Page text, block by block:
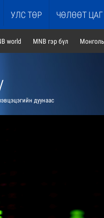
УЛС ТӨР ЧӨЛӨӨТ ЦАГ
world MNB гэр бүл
дуунаас